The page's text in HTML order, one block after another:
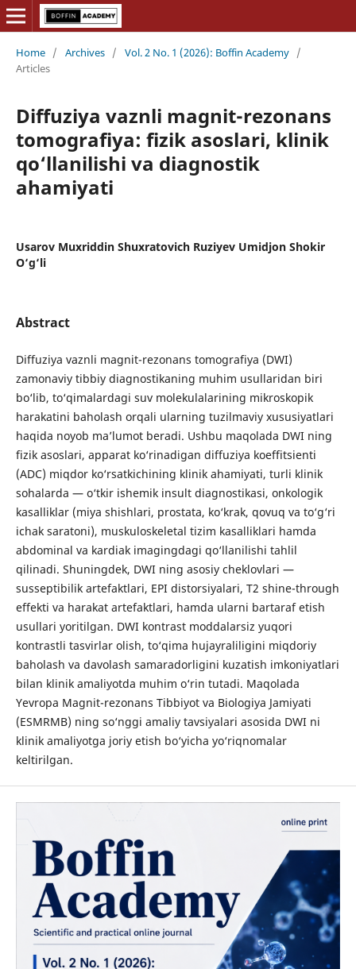
Home / Archives / Vol. 2 No. 1 (2026): Boffin Academy /
Articles
Diffuziya vaznli magnit-rezonans
tomografiya: fizik asoslari, klinik
qo‘llanilishi va diagnostik
ahamiyati
Usarov Muxriddin Shuxratovich Ruziyev Umidjon Shokir
O‘g‘li
Abstract
Diffuziya vaznli magnit-rezonans tomografiya (DWI)
zamonaviy tibbiy diagnostikaning muhim usullaridan biri
bo‘lib, to‘qimalardagi suv molekulalarining mikroskopik
harakatini baholash orqali ularning tuzilmaviy xususiyatlari
haqida noyob ma’lumot beradi. Ushbu maqolada DWI ning
fizik asoslari, apparat ko‘rinadigan diffuziya koeffitsienti
(ADC) miqdor ko‘rsatkichining klinik ahamiyati, turli klinik
sohalarda — o‘tkir ishemik insult diagnostikasi, onkologik
kasalliklar (miya shishlari, prostata, ko‘krak, qovuq va to‘g‘ri
ichak saratoni), muskuloskeletal tizim kasalliklari hamda
abdominal va kardiak imagingdagi qo‘llanilishi tahlil
qilinadi. Shuningdek, DWI ning asosiy cheklovlari —
susseptibilik artefaktlari, EPI distorsiyalari, T2 shine-through
effekti va harakat artefaktlari, hamda ularni bartaraf etish
usullari yoritilgan. DWI kontrast moddalarsiz yuqori
kontrastli tasvirlar olish, to‘qima hujayraliligini miqdoriy
baholash va davolash samaradorligini kuzatish imkoniyatlari
bilan klinik amaliyotda muhim o‘rin tutadi. Maqolada
Yevropa Magnit-rezonans Tibbiyot va Biologiya Jamiyati
(ESMRMB) ning so‘nggi amaliy tavsiyalari asosida DWI ni
klinik amaliyotga joriy etish bo‘yicha yo‘riqnomalar
keltirilgan.